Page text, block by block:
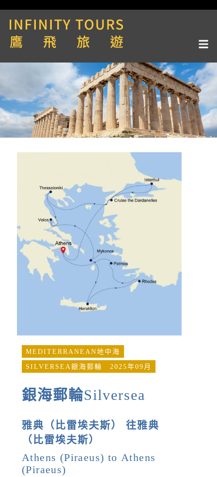
MEDITERRANEAN地中海
SILVERSEA銀海郵輪
2025年09月
銀海郵輪Silversea
雅典（比雷埃夫斯） 往雅典
（比雷埃夫斯）
Athens (Piraeus) to Athens
(Piraeus)